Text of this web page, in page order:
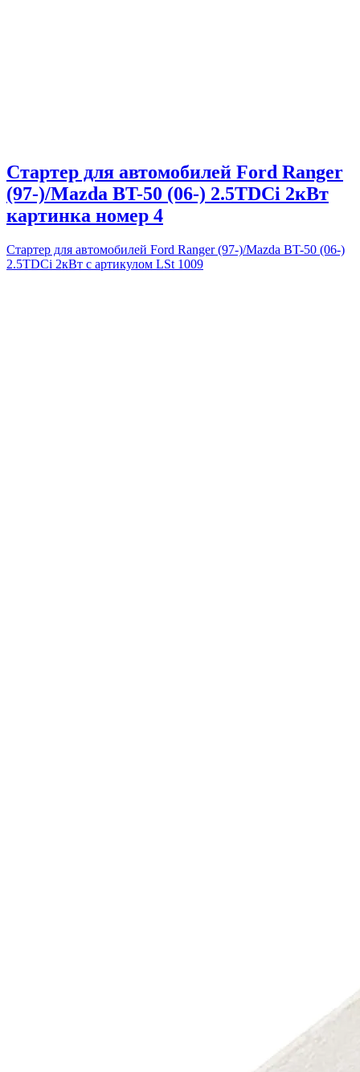
Стартер для автомобилей Ford Ranger
(97-)/Mazda BT-50 (06-) 2.5TDCi 2кВт
картинка номер 4
Стартер для автомобилей Ford Ranger (97-)/Mazda BT-50 (06-)
2.5TDCi 2кВт с артикулом LSt 1009